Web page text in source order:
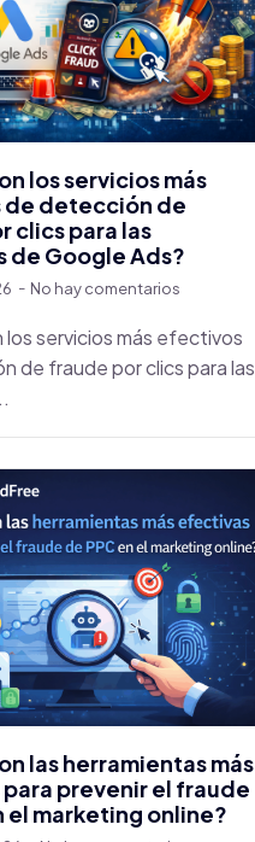
los servicios más
detección de
clics para las
de Google Ads?
No hay comentarios
los servicios más efectivos
de fraude por clics para las
las herramientas más
prevenir el fraude
el marketing online?